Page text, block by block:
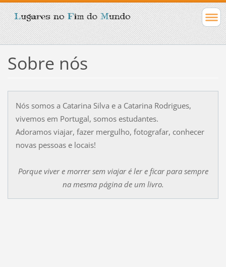
Sobre nós
Nós somos a Catarina Silva e a Catarina Rodrigues,
vivemos em Portugal, somos estudantes.
Adoramos viajar, fazer mergulho, fotografar, conhecer
novas pessoas e locais!
Porque viver e morrer sem viajar é ler e ficar para sempre
na mesma página de um livro.